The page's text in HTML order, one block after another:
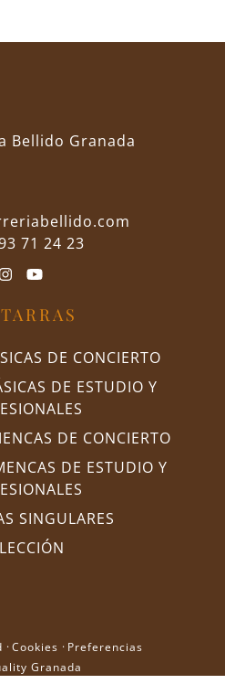
71 24 23
DE CONCIERTO
DE ESTUDIO Y
DE CONCIERTO
DE ESTUDIO Y
SINGULARES
·Cookies · Preferencias
Granada